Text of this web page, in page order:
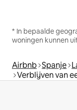
* In bepaalde
woningen kunnen
Airbnb Spanje
Verblijven van